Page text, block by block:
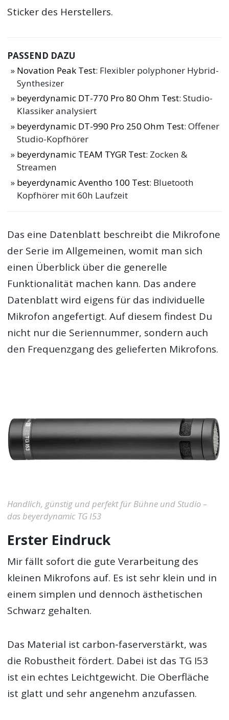
Sticker des Herstellers.
PASSEND DAZU
Novation Peak Test: Flexibler polyphoner Hybrid-
Synthesizer
beyerdynamic DT-770 Pro 80 Ohm Test: Studio-
Klassiker analysiert
beyerdynamic DT-990 Pro 250 Ohm Test: Offener
Studio-Kopfhörer
beyerdynamic TEAM TYGR Test: Zocken &
Streamen
beyerdynamic Aventho 100 Test: Bluetooth
Kopfhörer mit 60h Laufzeit
Das eine Datenblatt beschreibt die Mikrofone
der Serie im Allgemeinen, womit man sich
einen Überblick über die generelle
Funktionalität machen kann. Das andere
Datenblatt wird eigens für das individuelle
Mikrofon angefertigt. Auf diesem findest Du
nicht nur die Seriennummer, sondern auch
den Frequenzgang des gelieferten Mikrofons.
Handlich, günstig und perfekt für Bühne und Studio –
das beyerdynamic TG I53
Erster Eindruck
Mir fällt sofort die gute Verarbeitung des
kleinen Mikrofons auf. Es ist sehr klein und in
einem simplen und dennoch ästhetischen
Schwarz gehalten.
Das Material ist carbon-faserverstärkt, was
die Robustheit fördert. Dabei ist das TG I53
ist ein echtes Leichtgewicht. Die Oberfläche
ist glatt und sehr angenehm anzufassen.